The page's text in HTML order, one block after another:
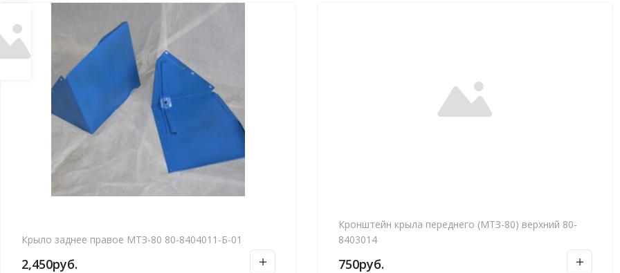
Крыло заднее правое МТЗ-80 80-8404011-Б-01
2,450руб.
Кронштейн крыла переднего (МТЗ-80) верхний 80-
8403014
750руб.